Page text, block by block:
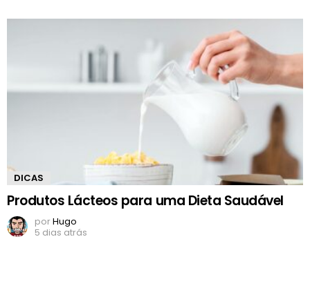
DICAS
Produtos Lácteos para uma Dieta Saudável
porHugo
5 dias atrás